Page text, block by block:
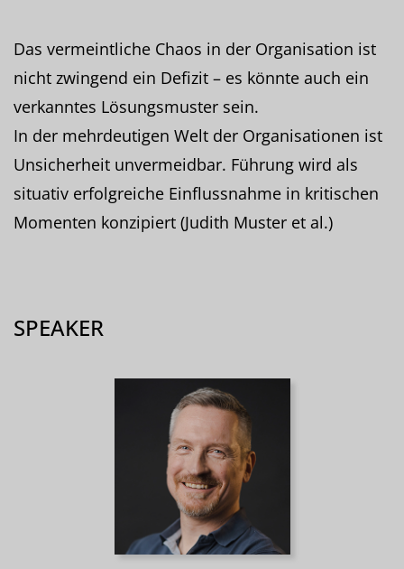
Das vermeintliche Chaos in der Organisation ist
nicht zwingend ein Defizit – es könnte auch ein
verkanntes Lösungsmuster sein.
In der mehrdeutigen Welt der Organisationen ist
Unsicherheit unvermeidbar. Führung wird als
situativ erfolgreiche Einflussnahme in kritischen
Momenten konzipiert (Judith Muster et al.)
SPEAKER